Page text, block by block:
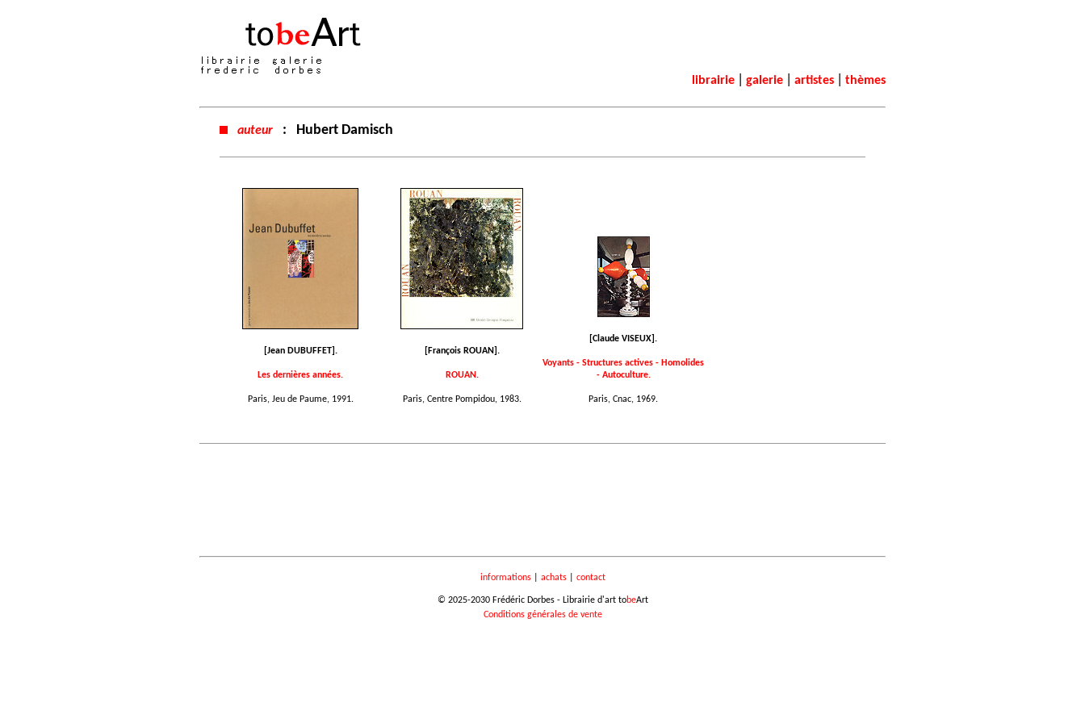
librairie galerie artistes thèmes
auteur : Hubert Damisch
[Jean DUBUFFET].
Les dernières années.
Paris, Jeu de Paume, 1991.
[François ROUAN].
ROUAN.
Paris, Centre Pompidou, 1983.
[Claude VISEUX].
Voyants - Structures actives - Homolides
- Autoculture.
Paris, Cnac, 1969.
informations| achats| contact
© 2025-2030 Frédéric Dorbes - Librairie d'art tobeArt
Conditions générales de vente